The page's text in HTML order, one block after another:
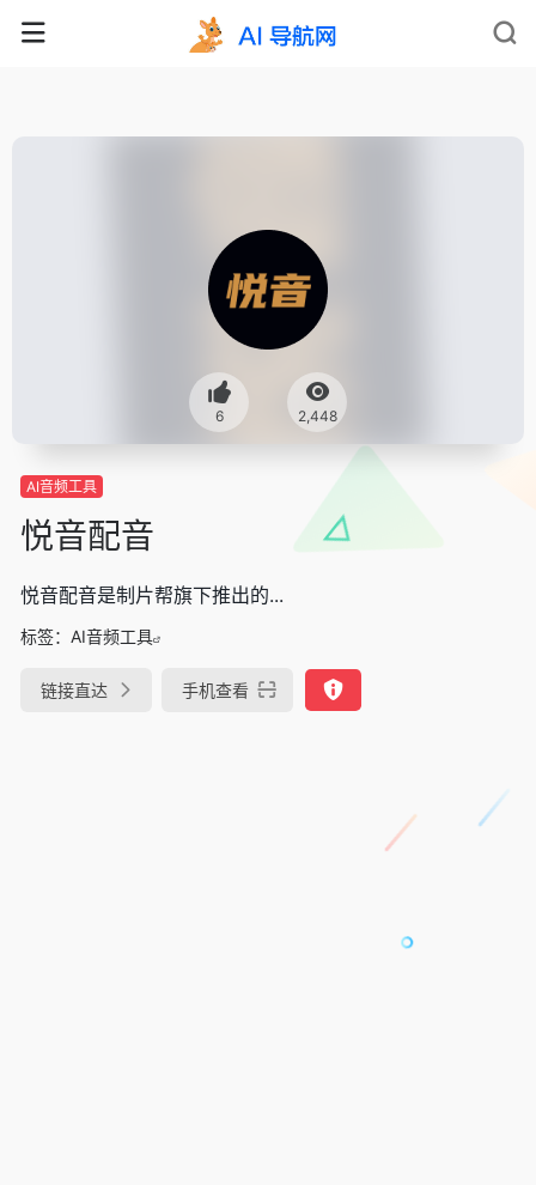
6 2,448
AI音频工具
悦音配音
悦音配音是制片帮旗下推出的...
标签： AI音频工具
链接直达 手机查看